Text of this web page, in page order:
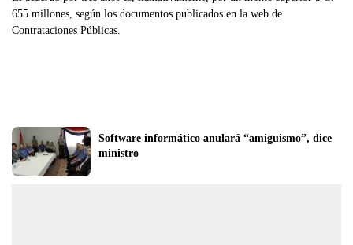
655 millones, según los documentos publicados en la web de
Contrataciones Públicas.
Software informático anulará “amiguismo”, dice
ministro